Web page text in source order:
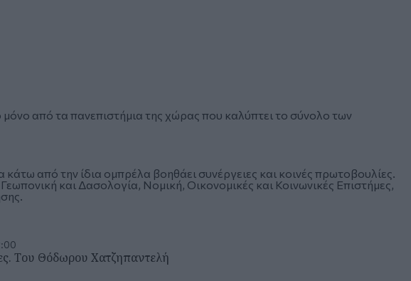
από τα πανεπιστήμια της χώρας που καλύπτει το σύνολο των
από την ίδια ομπρέλα βοηθάει συνέργειες και κοινές πρωτοβουλίες.
και Δασολογία, Νομική, Οικονομικές και Κοινωνικές Επιστήμες,
Του Θόδωρου Χατζηπαντελή